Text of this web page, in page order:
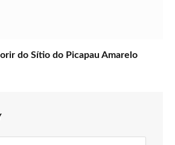
do Sítio do Picapau Amarelo